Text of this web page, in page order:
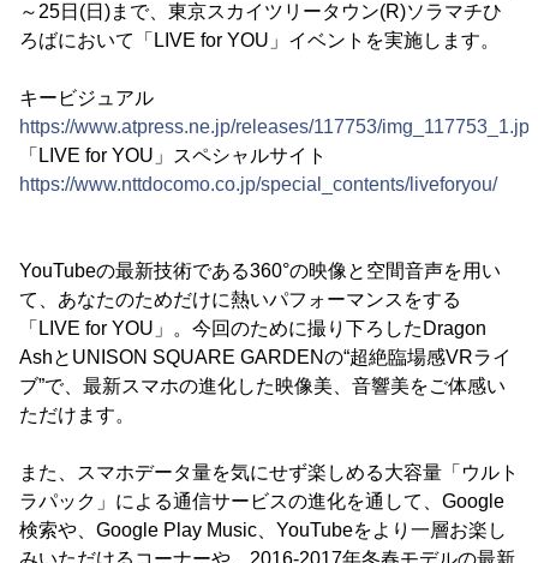
～25日(日)まで、東京スカイツリータウン(R)ソラマチひ
ろばにおいて「LIVE for YOU」イベントを実施します。
キービジュアル
https://www.atpress.ne.jp/releases/117753/
「LIVE for YOU」スペシャルサイト
https://www.nttdocomo.co.jp/special_contents/liveforyou/
YouTubeの最新技術である360°の映像と空間音声を用い
て、あなたのためだけに熱いパフォーマンスをする
「LIVE for YOU」。今回のために撮り下ろしたDragon
AshとUNISON SQUARE GARDENの“超絶臨場感VRライ
ブ”で、最新スマホの進化した映像美、音響美をご体感い
ただけます。
また、スマホデータ量を気にせず楽しめる大容量「ウルト
ラパック」による通信サービスの進化を通して、Google
検索や、Google Play Music、YouTubeをより一層お楽し
みいただけるコーナーや、2016-2017年冬春モデルの最新